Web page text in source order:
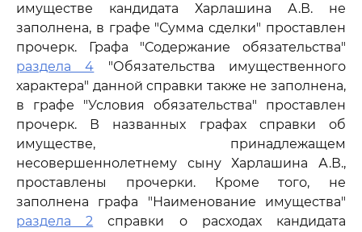
имуществе кандидата Харлашина А.В. не
заполнена, в графе "Сумма сделки" проставлен
прочерк. Графа "Содержание обязательства"
раздела 4 "Обязательства имущественного
характера" данной справки также не заполнена,
в графе "Условия обязательства" проставлен
прочерк. В названных графах справки об
имуществе, принадлежащем
несовершеннолетнему сыну Харлашина А.В.,
проставлены прочерки. Кроме того, не
заполнена графа "Наименование имущества"
раздела 2 справки о расходах кандидата